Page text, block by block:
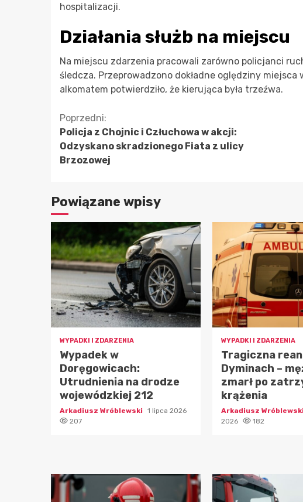
hospitalizacji.
Działania służb na miejscu
Na miejscu zdarzenia pracowali zarówno policjanci
śledcza. Przeprowadzono dokładne oględziny
alkomatem potwierdziło, że kierująca była trzeźwa.
Kontynuuj
czytanie
Poprzedni:
Policja z Chojnic i Człuchowa w akcji:
Odzyskano skradzionego Fiata z ulicy
Brzozowej
Powiązane wpisy
WYPADKI I ZDARZENIA
Wypadek w
Doręgowicach:
Utrudnienia na drodze
wojewódzkiej 212
Arkadiusz Wróblewski
1 lipca 2026
207
WYPADKI I ZDARZENIA
Tragiczna
Dyminach –
zmarł po
krążenia
Arkadiusz Wróblewski
2026
182